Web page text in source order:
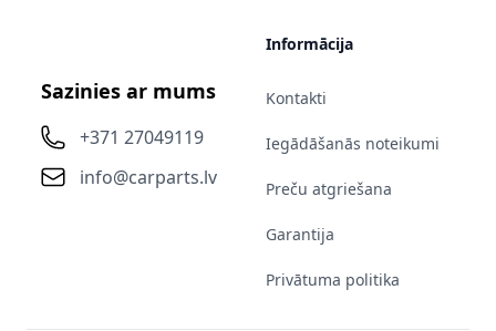
Sazinies ar mums
+371 27049119
info@carparts.lv
Informācija
Kontakti
Iegādāšanās noteikumi
Preču atgriešana
Garantija
Privātuma politika